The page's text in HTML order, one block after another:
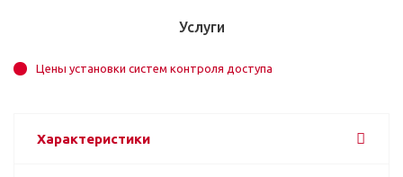
Услуги
Цены установки систем контроля доступа
Характеристики